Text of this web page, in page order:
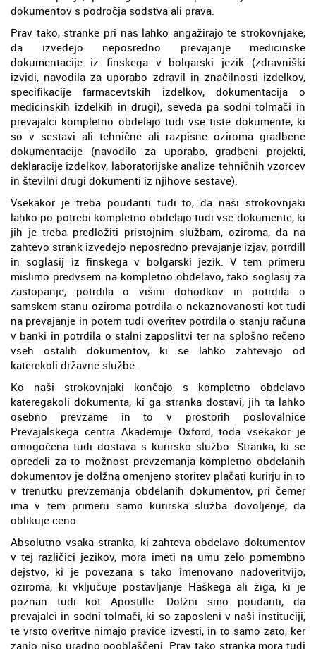
dokumentov s področja sodstva ali prava.
Prav tako, stranke pri nas lahko angažirajo te strokovnjake,
da izvedejo neposredno prevajanje medicinske
dokumentacije iz finskega v bolgarski jezik (zdravniški
izvidi, navodila za uporabo zdravil in značilnosti izdelkov,
specifikacije farmacevtskih izdelkov, dokumentacija o
medicinskih izdelkih in drugi), seveda pa sodni tolmači in
prevajalci kompletno obdelajo tudi vse tiste dokumente, ki
so v sestavi ali tehnične ali razpisne oziroma gradbene
dokumentacije (navodilo za uporabo, gradbeni projekti,
deklaracije izdelkov, laboratorijske analize tehničnih vzorcev
in številni drugi dokumenti iz njihove sestave).
Vsekakor je treba poudariti tudi to, da naši strokovnjaki
lahko po potrebi kompletno obdelajo tudi vse dokumente, ki
jih je treba predložiti pristojnim službam, oziroma, da na
zahtevo strank izvedejo neposredno prevajanje izjav, potrdill
in soglasij iz finskega v bolgarski jezik. V tem primeru
mislimo predvsem na kompletno obdelavo, tako soglasij za
zastopanje, potrdila o višini dohodkov in potrdila o
samskem stanu oziroma potrdila o nekaznovanosti kot tudi
na prevajanje in potem tudi overitev potrdila o stanju računa
v banki in potrdila o stalni zaposlitvi ter na splošno rečeno
vseh ostalih dokumentov, ki se lahko zahtevajo od
katerekoli državne službe.
Ko naši strokovnjaki končajo s kompletno obdelavo
kateregakoli dokumenta, ki ga stranka dostavi, jih ta lahko
osebno prevzame in to v prostorih poslovalnice
Prevajalskega centra Akademije Oxford, toda vsekakor je
omogočena tudi dostava s kurirsko službo. Stranka, ki se
opredeli za to možnost prevzemanja kompletno obdelanih
dokumentov je dolžna omenjeno storitev plačati kurirju in to
v trenutku prevzemanja obdelanih dokumentov, pri čemer
ima v tem primeru samo kurirska služba dovoljenje, da
oblikuje ceno.
Absolutno vsaka stranka, ki zahteva obdelavo dokumentov
v tej različici jezikov, mora imeti na umu zelo pomembno
dejstvo, ki je povezana s tako imenovano nadoveritvijo,
oziroma, ki vključuje postavljanje Haškega ali žiga, ki je
poznan tudi kot Apostille. Dolžni smo poudariti, da
prevajalci in sodni tolmači, ki so zaposleni v naši instituciji,
te vrsto overitve nimajo pravice izvesti, in to samo zato, ker
zanjo niso uradno pooblaščeni. Prav tako stranka mora tudi